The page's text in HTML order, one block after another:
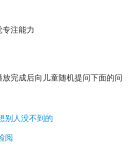
注能力
完成后向儿童随机提问下面的问
别人没不到的
阅